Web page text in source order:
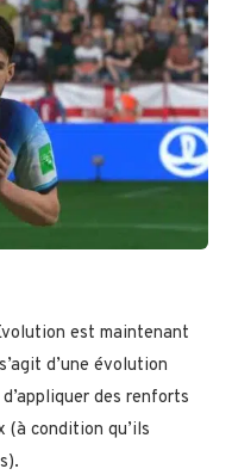
est maintenant
d’une évolution
des renforts
(à condition qu’ils